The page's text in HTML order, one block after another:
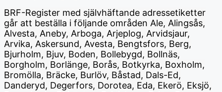
BRF-Register med självhäftande adressetiketter
går att beställa i följande områden Ale, Alingsås,
Alvesta, Aneby, Arboga, Arjeplog, Arvidsjaur,
Arvika, Askersund, Avesta, Bengtsfors, Berg,
Bjurholm, Bjuv, Boden, Bollebygd, Bollnäs,
Borgholm, Borlänge, Borås, Botkyrka, Boxholm,
Bromölla, Bräcke, Burlöv, Båstad, Dals-Ed,
Danderyd, Degerfors, Dorotea, Eda, Ekerö, Eksjö,